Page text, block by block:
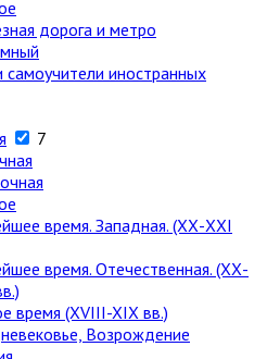
дорога и метро
самоучители иностранных
7
время. Западная. (ХХ-ХХI
время. Отечественная. (ХХ-
время (XVIII-XIX вв.)
Возрождение